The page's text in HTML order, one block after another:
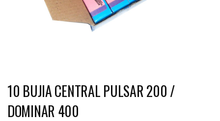
10 BUJIA CENTRAL PULSAR 200 /
DOMINAR 400